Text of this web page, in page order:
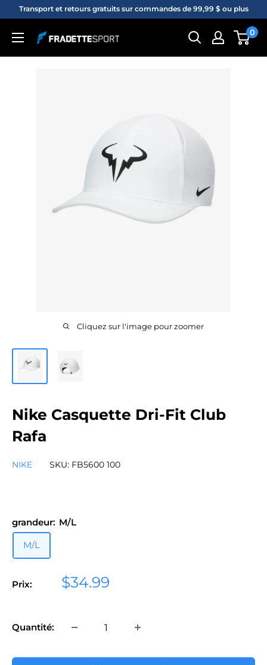
Passer
contenu
Transport et retours gratuits sur commandes de 99,99 $ ou plus
Fradette
sport
0
Cliquez sur l'image pour zoomer
Nike Casquette Dri-Fit Club
Rafa
NIKE SKU: FB5600 100
grandeur: M/L
M/L
Prix:
Prix
$34.99
Quantité: